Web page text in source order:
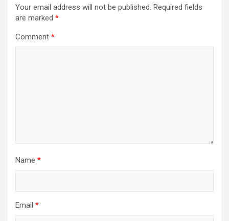
Your email address will not be published. Required fields
are marked *
Comment *
Name *
Email *